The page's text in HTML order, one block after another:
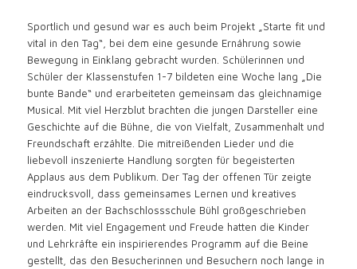
Sportlich und gesund war es auch beim Projekt „Starte fit und
vital in den Tag“, bei dem eine gesunde Ernährung sowie
Bewegung in Einklang gebracht wurden. Schülerinnen und
Schüler der Klassenstufen 1-7 bildeten eine Woche lang „Die
bunte Bande“ und erarbeiteten gemeinsam das gleichnamige
Musical. Mit viel Herzblut brachten die jungen Darsteller eine
Geschichte auf die Bühne, die von Vielfalt, Zusammenhalt und
Freundschaft erzählte. Die mitreißenden Lieder und die
liebevoll inszenierte Handlung sorgten für begeisterten
Applaus aus dem Publikum. Der Tag der offenen Tür zeigte
eindrucksvoll, dass gemeinsames Lernen und kreatives
Arbeiten an der Bachschlossschule Bühl großgeschrieben
werden. Mit viel Engagement und Freude hatten die Kinder
und Lehrkräfte ein inspirierendes Programm auf die Beine
gestellt, das den Besucherinnen und Besuchern noch lange in